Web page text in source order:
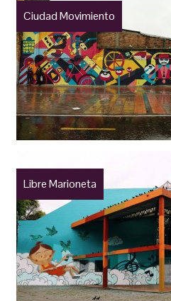
Ciudad Movimiento
Libre Marioneta